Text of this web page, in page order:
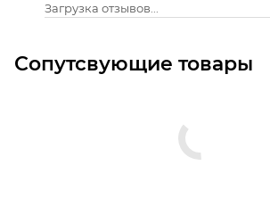
Загрузка отзывов...
Сопутсвующие товары